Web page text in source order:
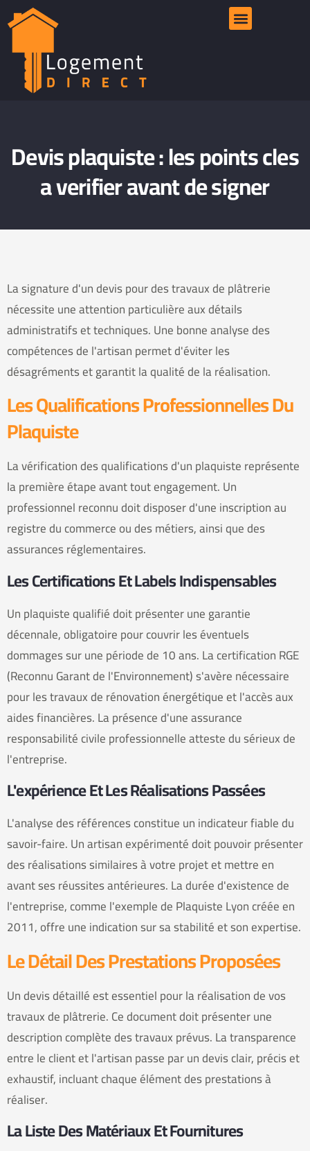
Devis plaquiste : les points cles
a verifier avant de signer
La signature d'un devis pour des travaux de plâtrerie
nécessite une attention particulière aux détails
administratifs et techniques. Une bonne analyse des
compétences de l'artisan permet d'éviter les
désagréments et garantit la qualité de la réalisation.
Les Qualifications Professionnelles Du
Plaquiste
La vérification des qualifications d'un plaquiste représente
la première étape avant tout engagement. Un
professionnel reconnu doit disposer d'une inscription au
registre du commerce ou des métiers, ainsi que des
assurances réglementaires.
Les Certifications Et Labels Indispensables
Un plaquiste qualifié doit présenter une garantie
décennale, obligatoire pour couvrir les éventuels
dommages sur une période de 10 ans. La certification RGE
(Reconnu Garant de l'Environnement) s'avère nécessaire
pour les travaux de rénovation énergétique et l'accès aux
aides financières. La présence d'une assurance
responsabilité civile professionnelle atteste du sérieux de
l'entreprise.
L'expérience Et Les Réalisations Passées
L'analyse des références constitue un indicateur fiable du
savoir-faire. Un artisan expérimenté doit pouvoir présenter
des réalisations similaires à votre projet et mettre en
avant ses réussites antérieures. La durée d'existence de
l'entreprise, comme l'exemple de Plaquiste Lyon créée en
2011, offre une indication sur sa stabilité et son expertise.
Le Détail Des Prestations Proposées
Un devis détaillé est essentiel pour la réalisation de vos
travaux de plâtrerie. Ce document doit présenter une
description complète des travaux prévus. La transparence
entre le client et l'artisan passe par un devis clair, précis et
exhaustif, incluant chaque élément des prestations à
réaliser.
La Liste Des Matériaux Et Fournitures